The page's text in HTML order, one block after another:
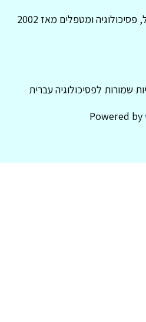
ומטפלים מאז 2002
Powered by